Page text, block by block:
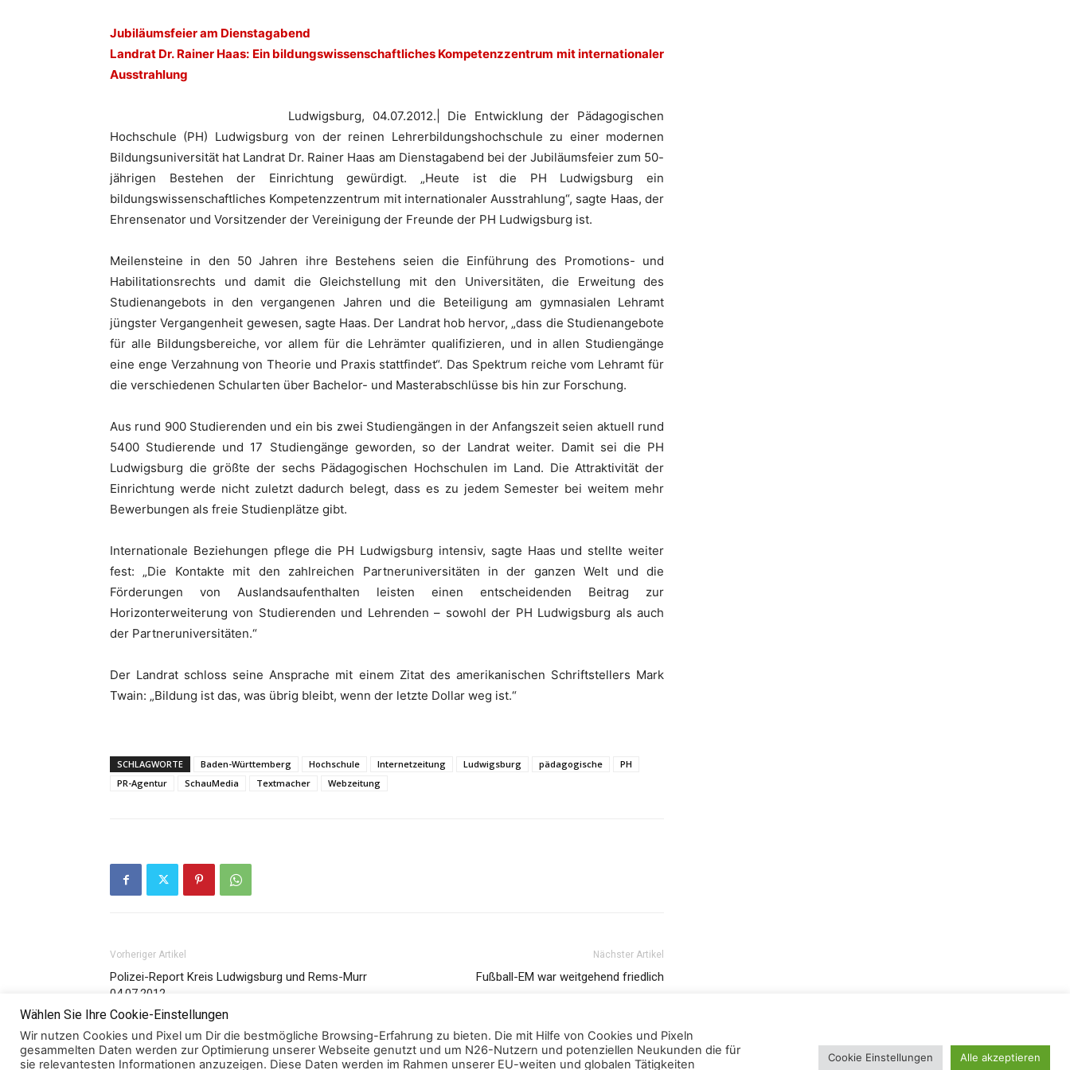
Jubiläumsfeier am Dienstagabend
Landrat Dr. Rainer Haas: Ein bildungswissenschaftliches Kompetenzzentrum mit internationaler
Ausstrahlung
Ludwigsburg, 04.07.2012.| Die Entwicklung der Pädagogischen
Hochschule (PH) Ludwigsburg von der reinen Lehrerbildungshochschule zu einer modernen
Bildungsuniversität hat Landrat Dr. Rainer Haas am Dienstagabend bei der Jubiläumsfeier zum 50-
jährigen Bestehen der Einrichtung gewürdigt. „Heute ist die PH Ludwigsburg ein
bildungswissenschaftliches Kompetenzzentrum mit internationaler Ausstrahlung“, sagte Haas, der
Ehrensenator und Vorsitzender der Vereinigung der Freunde der PH Ludwigsburg ist.
Meilensteine in den 50 Jahren ihre Bestehens seien die Einführung des Promotions- und
Habilitationsrechts und damit die Gleichstellung mit den Universitäten, die Erweitung des
Studienangebots in den vergangenen Jahren und die Beteiligung am gymnasialen Lehramt
jüngster Vergangenheit gewesen, sagte Haas. Der Landrat hob hervor, „dass die Studienangebote
für alle Bildungsbereiche, vor allem für die Lehrämter qualifizieren, und in allen Studiengänge
eine enge Verzahnung von Theorie und Praxis stattfindet“. Das Spektrum reiche vom Lehramt für
die verschiedenen Schularten über Bachelor- und Masterabschlüsse bis hin zur Forschung.
Aus rund 900 Studierenden und ein bis zwei Studiengängen in der Anfangszeit seien aktuell rund
5400 Studierende und 17 Studiengänge geworden, so der Landrat weiter. Damit sei die PH
Ludwigsburg die größte der sechs Pädagogischen Hochschulen im Land. Die Attraktivität der
Einrichtung werde nicht zuletzt dadurch belegt, dass es zu jedem Semester bei weitem mehr
Bewerbungen als freie Studienplätze gibt.
Internationale Beziehungen pflege die PH Ludwigsburg intensiv, sagte Haas und stellte weiter
fest: „Die Kontakte mit den zahlreichen Partneruniversitäten in der ganzen Welt und die
Förderungen von Auslandsaufenthalten leisten einen entscheidenden Beitrag zur
Horizonterweiterung von Studierenden und Lehrenden – sowohl der PH Ludwigsburg als auch
der Partneruniversitäten.“
Der Landrat schloss seine Ansprache mit einem Zitat des amerikanischen Schriftstellers Mark
Twain: „Bildung ist das, was übrig bleibt, wenn der letzte Dollar weg ist.“
SCHLAGWORTE Baden-Württemberg Hochschule Internetzeitung Ludwigsburg pädagogische
PH
PR-Agentur
SchauMedia Textmacher Webzeitung
Vorheriger Artikel
Polizei-Report Kreis Ludwigsburg und Rems-Murr
04.07.2012
Nächster Artikel
Fußball-EM war weitgehend friedlich
Wählen Sie Ihre Cookie-Einstellungen
Wir nutzen Cookies und Pixel um Dir die bestmögliche Browsing-Erfahrung zu bieten. Die mit Hilfe von Cookies und Pixeln
gesammelten Daten werden zur Optimierung unserer Webseite genutzt und um N26-Nutzern und potenziellen Neukunden die für
sie relevantesten Informationen anzuzeigen. Diese Daten werden im Rahmen unserer EU-weiten und globalen Tätigkeiten
Cookie Einstellungen Alle akzeptieren